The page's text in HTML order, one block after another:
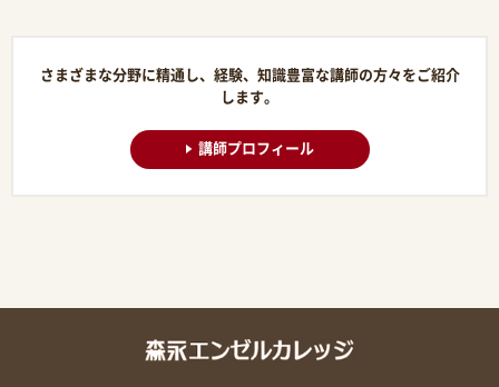
さまざまな分野に精通し、経験、知識豊富な講師の方々をご紹介
します。
講師プロフィール